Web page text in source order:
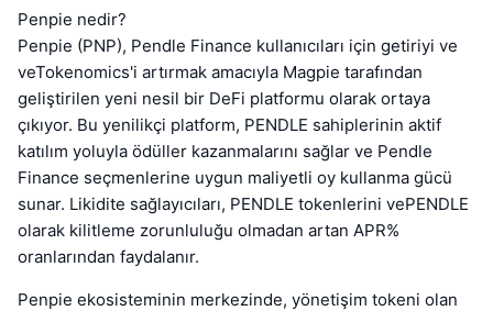
Penpie nedir?
Penpie (PNP), Pendle Finance kullanıcıları için getiriyi ve
veTokenomics'i artırmak amacıyla Magpie tarafından
geliştirilen yeni nesil bir DeFi platformu olarak ortaya
çıkıyor. Bu yenilikçi platform, PENDLE sahiplerinin aktif
katılım yoluyla ödüller kazanmalarını sağlar ve Pendle
Finance seçmenlerine uygun maliyetli oy kullanma gücü
sunar. Likidite sağlayıcıları, PENDLE tokenlerini vePENDLE
olarak kilitleme zorunluluğu olmadan artan APR%
oranlarından faydalanır.
Penpie ekosisteminin merkezinde, yönetişim tokeni olan